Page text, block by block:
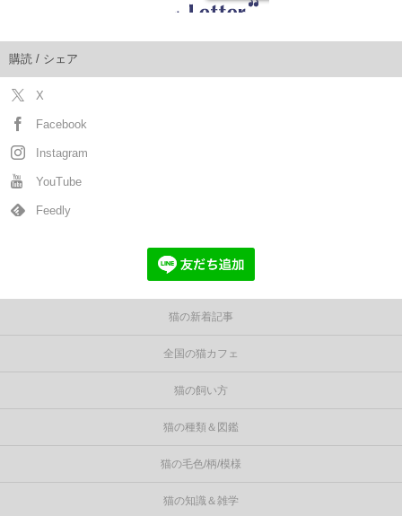
購読 / シェア
X
Facebook
Instagram
YouTube
Feedly
猫の新着記事
全国の猫カフェ
猫の飼い方
猫の種類＆図鑑
猫の毛色/柄/模様
猫の知識＆雑学